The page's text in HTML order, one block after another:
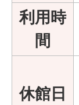
利用時
間
休館日